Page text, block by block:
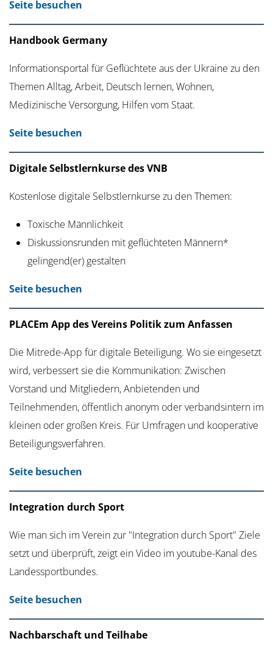
Seite besuchen
Handbook Germany
Informationsportal für Geflüchtete aus der Ukraine zu den
Themen Alltag, Arbeit, Deutsch lernen, Wohnen,
Medizinische Versorgung, Hilfen vom Staat.
Seite besuchen
Digitale Selbstlernkurse des VNB
Kostenlose digitale Selbstlernkurse zu den Themen:
Toxische Männlichkeit
Diskussionsrunden mit geflüchteten Männern*
gelingend(er) gestalten
Seite besuchen
PLACEm App des Vereins Politik zum Anfassen
Die Mitrede-App für digitale Beteiligung. Wo sie eingesetzt
wird, verbessert sie die Kommunikation: Zwischen
Vorstand und Mitgliedern, Anbietenden und
Teilnehmenden, öffentlich anonym oder verbandsintern im
kleinen oder großen Kreis. Für Umfragen und kooperative
Beteiligungsverfahren.
Seite besuchen
Integration durch Sport
Wie man sich im Verein zur "Integration durch Sport" Ziele
setzt und überprüft, zeigt ein Video im youtube-Kanal des
Landessportbundes.
Seite besuchen
Nachbarschaft und Teilhabe